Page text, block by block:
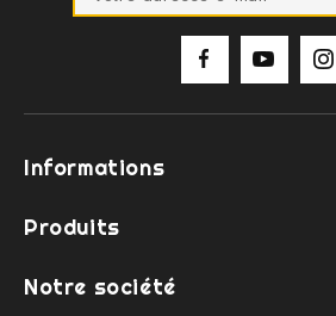
Informations
Produits
Notre société